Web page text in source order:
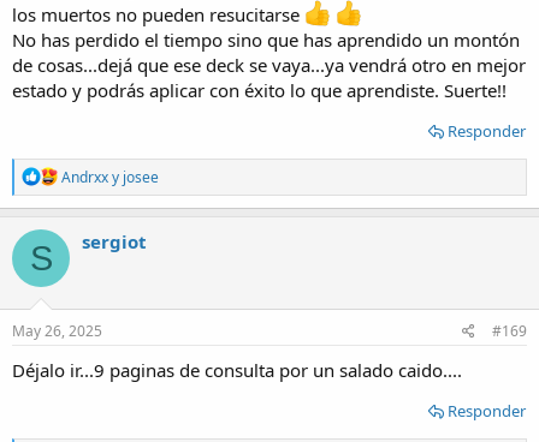
los muertos no pueden resucitarse
No has perdido el tiempo sino que has aprendido un montón
de cosas...dejá que ese deck se vaya...ya vendrá otro en mejor
estado y podrás aplicar con éxito lo que aprendiste. Suerte!!
Responder
R
e
a
c
n
s
Andrxxy josee
S sergiot
May 26, 2025 #169
Déjalo ir...9 paginas de consulta por un salado caido....
Responder